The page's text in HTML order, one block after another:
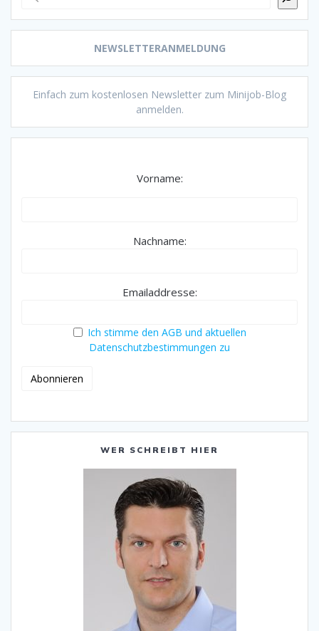
NEWSLETTERANMELDUNG
Einfach zum kostenlosen Newsletter zum Minijob-Blog
anmelden.
Vorname:
Nachname:
Emailaddresse:
Ich stimme den AGB und aktuellen
Datenschutzbestimmungen zu
WER SCHREIBT HIER